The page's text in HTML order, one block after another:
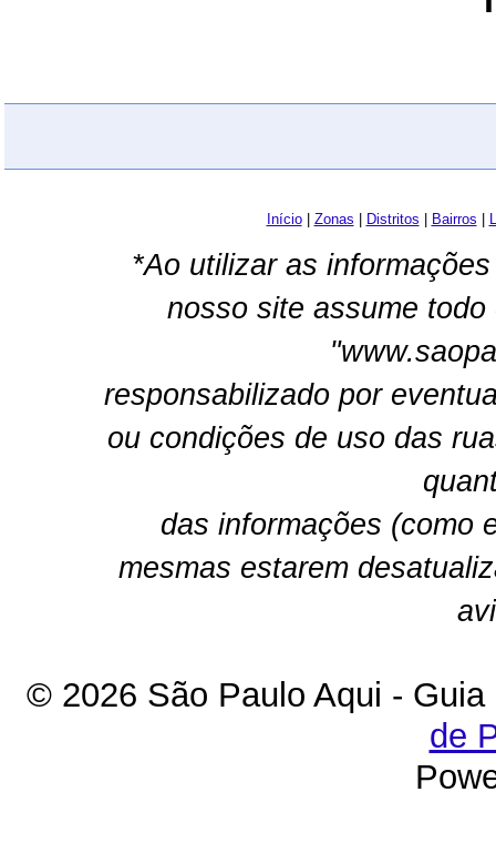
Início| Zonas Distritos Bairros
*Ao utilizar as
nosso site assume
responsabilizado por
ou condições de uso das
das informações (como
mesmas estarem
© 2026 São Paulo Aqui -
de